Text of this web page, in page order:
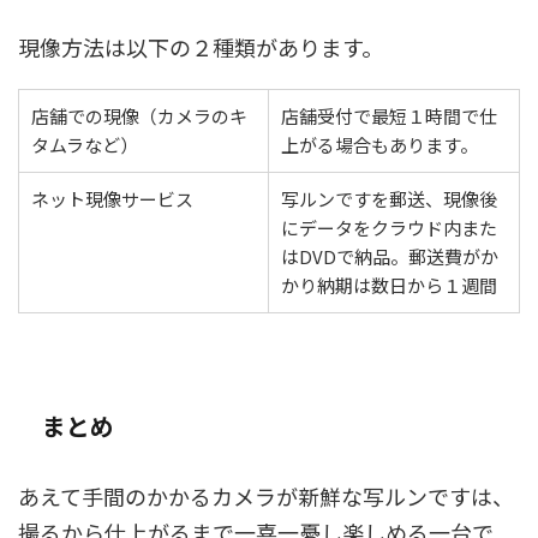
現像方法は以下の２種類があります。
店舗での現像（カメラのキ
タムラなど）
店舗受付で最短１時間で仕
上がる場合もあります。
ネット現像サービス
写ルンですを郵送、現像後
にデータをクラウド内また
はDVDで納品。郵送費がか
かり納期は数日から１週間
まとめ
あえて手間のかかるカメラが新鮮な写ルンですは、